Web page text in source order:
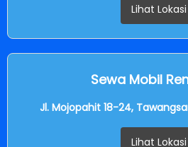
Lihat Lokasi
Sewa Mobil
Jl. Mojopahit 18-24,
Lihat Lokasi